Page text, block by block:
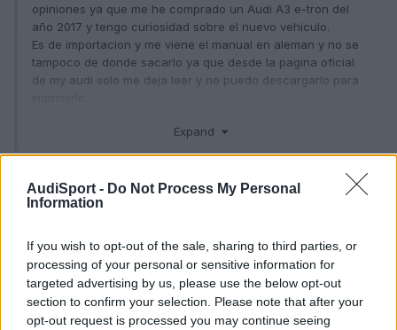
AudiSport - Do Not Process My Personal
Information
If you wish to opt-out of the sale, sharing to third parties, or
processing of your personal or sensitive information for
targeted advertising by us, please use the below opt-out
section to confirm your selection. Please note that after your
opt-out request is processed you may continue seeing
opiniones ya que me he comprado un Audi A3 e-tron del
año 2017 y tengo curiosidad sobre el nuevo vehiculo.
Es de importacion y me viene el manual en aleman y no se
tampoco de donde sacarlo ya que desde la pagina oficial
de my audi solo me deja leer y no puedo descargarlo para
Expand
Bienvenido al foro elmamee!! A disfrutar de tu audi. Gracias por
las fotos. Nos tienes al tanto de sus cuidados y mimos. A ver si te
pueden ayudar con lo que precisas!
Responder